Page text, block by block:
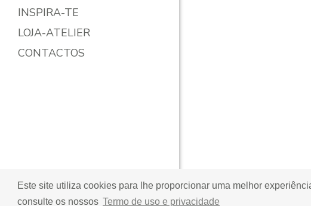
Este site utiliza cookies para lhe proporcionar uma melhor
consulte os nossos Termo de uso e privacidade
INSPIRA-TE
LOJA-ATELIER
CONTACTOS
SIGA-NOS